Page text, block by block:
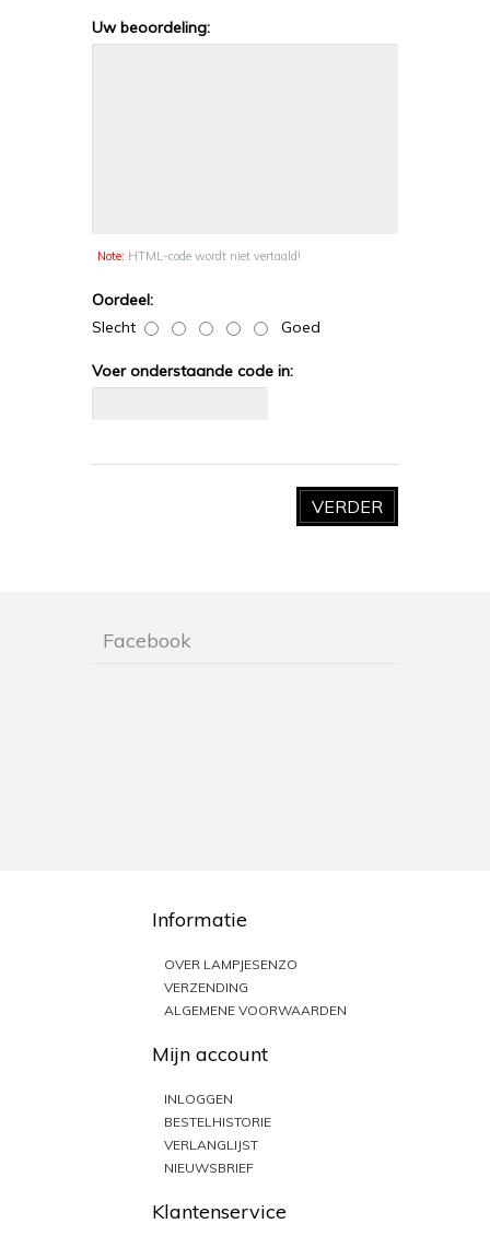
Uw beoordeling:
Note: HTML-code wordt niet vertaald!
Oordeel:
Slecht
Goed
Voer onderstaande code in:
VERDER
Facebook
Informatie
OVER LAMPJESENZO
VERZENDING
ALGEMENE VOORWAARDEN
Mijn account
INLOGGEN
BESTELHISTORIE
VERLANGLIJST
NIEUWSBRIEF
Klantenservice